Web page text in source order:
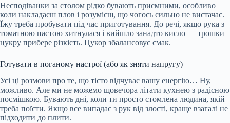
Несподіванки за столом рідко бувають приємними, особливо
коли накладаєш плов і розумієш, що чогось сильно не вистачає.
Їжу треба пробувати під час приготування. До речі, якщо рука з
томатною пастою хитнулася і вийшло занадто кисло — трошки
цукру прибере різкість. Цукор збалансовує смак.
Готувати в поганому настрої (або як зняти напругу)
Усі ці розмови про те, що тісто відчуває вашу енергію… Ну,
можливо. Але ми не можемо щовечора літати кухнею з радісною
посмішкою. Бувають дні, коли ти просто стомлена людина, якій
треба поїсти. Якщо все випадає з рук від злості, краще взагалі не
підходити до плити.